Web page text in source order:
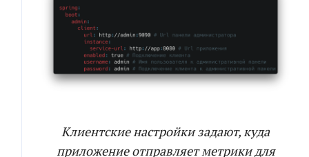
Клиентские настройки задают, куда
приложение отправляет метрики для